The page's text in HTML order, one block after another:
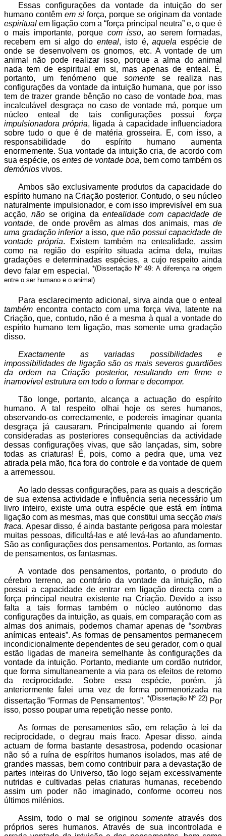
Essas configurações da vontade da intuição do ser
humano contêm em si força, porque se originam da vontade
espiritualem ligação com a “força principal neutra” e, o que é
o mais importante, porque com isso, ao serem formadas,
recebem em si algo do enteal, isto é,aquelaespécie de
onde se desenvolvem os gnomos, etc. A vontade de um
animal não pode realizar isso, porque a alma do animal
nada tem de espiritual em si, mas apenas de enteal. É,
portanto, um fenómeno que somente se realiza nas
configurações da vontade da intuição humana, que por isso
tem de trazer grande bênção no caso de vontadeboa, mas
incalculável desgraça no caso de vontade má, porque um
núcleo enteal de tais configurações possui força
impulsionadora própria, ligada à capacidade influenciadora
sobre tudo o que é de matéria grosseira. E, com isso, a
responsabilidade do espírito humano aumenta
enormemente. Sua vontade da intuição cria, de acordo com
sua espécie, os entes de vontade boa, bem como também os
demónios vivos.
Ambos são exclusivamente produtos da capacidade do
espírito humano na Criação posterior. Contudo, o seu núcleo
naturalmente impulsionador, e com isso imprevisível em sua
acção,não se origina da entealidade com capacidade de
vontade, de onde provêm as almas dos animais, mas de
uma gradação inferiora isso, que não possui capacidade de
vontade própria. Existem também na entealidade, assim
como na região do espírito situada acima dela, muitas
gradações e determinadas espécies, a cujo respeito ainda
devo falar em especial. *(Dissertação Nº 49: A diferença na origem
entre o ser humano e o animal)
Para esclarecimento adicional, sirva ainda que o enteal
tambémencontra contacto com uma força viva, latente na
Criação, que, contudo, não é a mesma à qual a vontade do
espírito humano tem ligação, mas somente uma gradação
disso.
Exactamente as variadas possibilidades e
impossibilidades de ligação são os mais severos guardiões
da ordem na Criação posterior, resultando em firme e
inamovível estrutura em todo o formar e decompor.
Tão longe, portanto, alcança a actuação do espírito
humano. A tal respeito olhai hoje os seres humanos,
observando-os correctamente, e podereis imaginar quanta
desgraça já causaram. Principalmente quando aí forem
consideradas as posteriores consequências da actividade
dessas configurações vivas, que são lançadas, sim, sobre
todas as criaturas! É, pois, como a pedra que, uma vez
atirada pela mão, fica fora do controle e da vontade de quem
a arremessou.
Ao lado dessas configurações, para as quais a descrição
de sua extensa actividade e influência seria necessário um
livro inteiro, existe uma outra espécie que está em íntima
ligação com as mesmas, mas que constitui uma secção mais
fraca. Apesar disso, é ainda bastante perigosa para molestar
muitas pessoas, dificultá-las e até levá-las ao afundamento.
São as configurações dos pensamentos. Portanto, as formas
de pensamentos, os fantasmas.
A vontade dos pensamentos, portanto, o produto do
cérebro terreno, ao contrário da vontade da intuição, não
possui a capacidade de entrar em ligação directa com a
força principal neutra existente na Criação. Devido a isso
falta a tais formas também o núcleo autónomo das
configurações da intuição, as quais, em comparação com as
almas dos animais, podemos chamar apenas de “sombras
anímicas enteais”. As formas de pensamentos permanecem
incondicionalmente dependentes de seu gerador, com o qual
estão ligadas de maneira semelhante às configurações da
vontade da intuição. Portanto, mediante um cordão nutridor,
que forma simultaneamente a via para os efeitos de retorno
da reciprocidade. Sobre essa espécie, porém, já
anteriormente falei uma vez de forma pormenorizada na
dissertação “Formas de Pensamentos”. *(Dissertação Nº 22) Por
isso, posso poupar uma repetição nesse ponto.
As formas de pensamentos são, em relação à lei da
reciprocidade, o degrau mais fraco. Apesar disso, ainda
actuam de forma bastante desastrosa, podendo ocasionar
não só a ruína de espíritos humanos isolados, mas até de
grandes massas, bem como contribuir para a devastação de
partes inteiras do Universo, tão logo sejam excessivamente
nutridas e cultivadas pelas criaturas humanas, recebendo
assim um poder não imaginado, conforme ocorreu nos
últimos milénios.
Assim, todo o mal se originou somente através dos
próprios seres humanos. Através de sua incontrolada e